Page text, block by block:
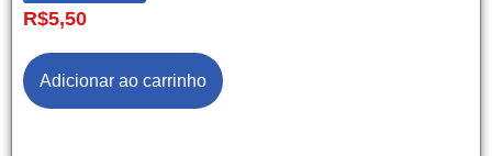
R$5,50
Adicionar ao carrinho